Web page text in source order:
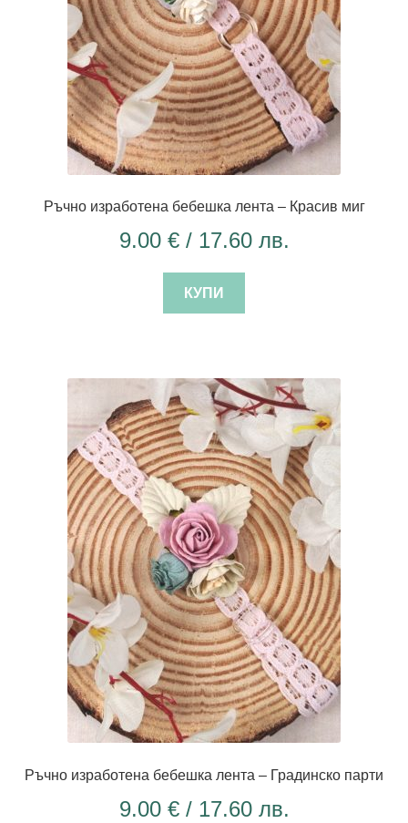
Ръчно изработена бебешка лента – Красив миг
9.00 €/ 17.60 лв.
КУПИ
Ръчно изработена бебешка лента – Градинско парти
9.00 €/ 17.60 лв.